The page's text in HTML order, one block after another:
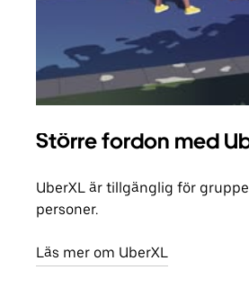
Större fordon med
UberXL är tillgänglig för
personer.
Läs mer om UberXL